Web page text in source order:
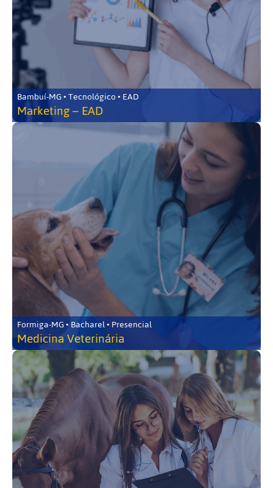
Bambuí-MG • Tecnológico • EAD
Marketing – EAD
Formiga-MG • Bacharel • Presencial
Medicina Veterinária